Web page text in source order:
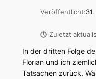
Veröffentlicht:
🕓 Zuletzt
In der dritten Folge
Florian und ich
Tatsachen zurück.